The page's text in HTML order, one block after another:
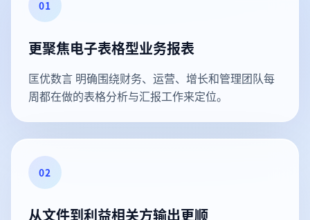
01
更聚焦电子表格型业务报表
匡优数言 明确围绕财务、运营、增长和管理团队每
周都在做的表格分析与汇报工作来定位。
02
从文件到利益相关方输出更顺